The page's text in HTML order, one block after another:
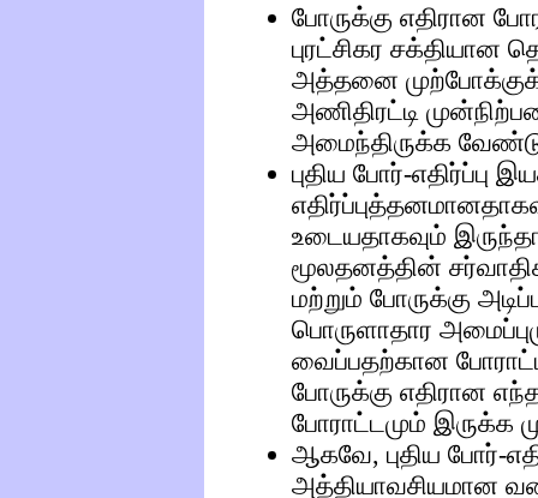
போருக்கு எதிரான
புரட்சிகர
அத்தனை முற்போக்குக்
அணிதிரட்டி
அமைந்திருக்க
புதிய போர்-எதிர்ப்பு
உடையதாகவும்
மூலதனத்தின்
மற்றும் போருக்கு
பொருளாதார
வைப்பதற்கான
போருக்கு எதிரான
போராட்டமும் இருக்க
ஆகவே, புதிய போர்-
அத்தியாவசியமான